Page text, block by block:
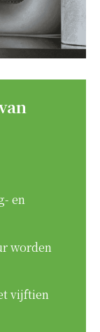
en
worden
vijftien